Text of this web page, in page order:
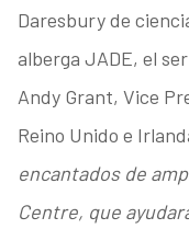
Daresbury de
alberga JADE, el
Andy Grant, Vice
Reino Unido e
encantados de
Centre, que